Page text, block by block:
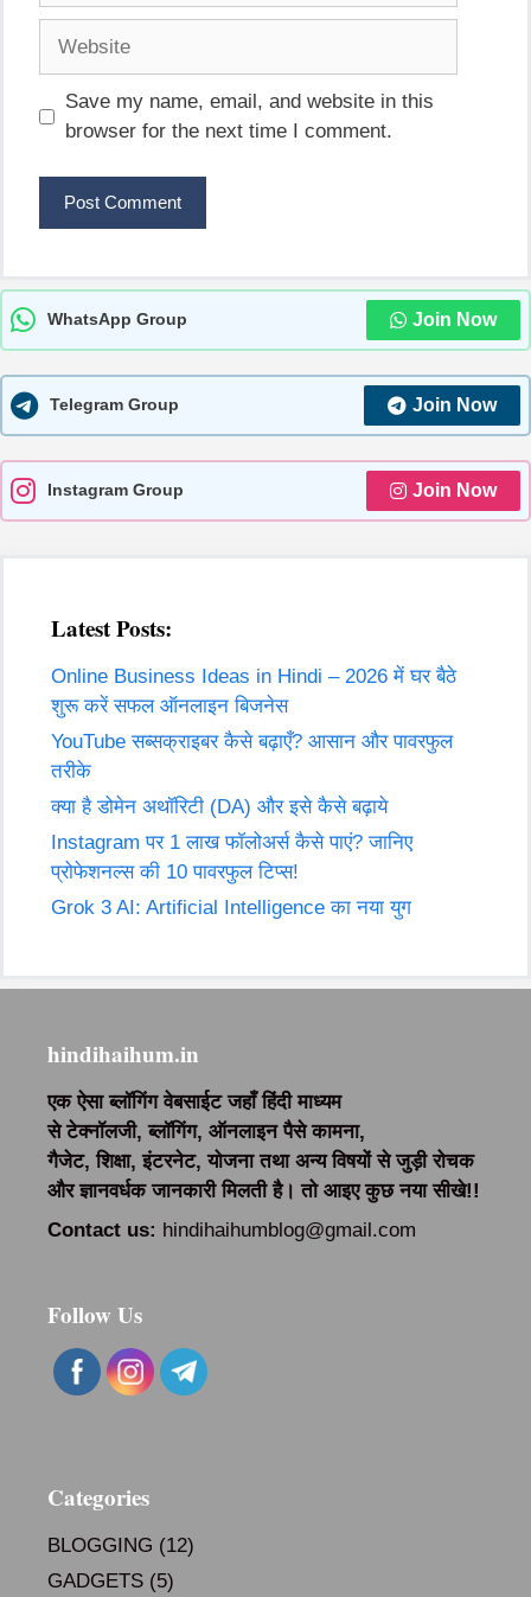
Save my name, email, and website in this
browser for the next time I comment.
WhatsApp Group Join Now
Telegram Group Join Now
Instagram Group Join Now
Latest Posts:
Online Business Ideas in Hindi – 2026 में घर बैठे
शुरू करें सफल ऑनलाइन बिजनेस
YouTube सब्सक्राइबर कैसे बढ़ाएँ? आसान और पावरफुल
तरीके
क्या है डोमेन अथॉरिटी (DA) और इसे कैसे बढ़ाये
Instagram पर 1 लाख फॉलोअर्स कैसे पाएं? जानिए
प्रोफेशनल्स की 10 पावरफुल टिप्स!
Grok 3 AI: Artificial Intelligence का नया युग
hindihaihum.in
एक ऐसा ब्लॉगिंग वेबसाईट जहाँ हिंदी माध्यम
से टेक्नॉलजी,ब्लॉगिंग, ऑनलाइन पैसे कामना,
गैजेट,शिक्षा,इंटरनेट, योजना तथा अन्य विषयों से जुड़ी रोचक
और ज्ञानवर्धक जानकारी मिलती है। तो आइए कुछ नया सीखे!!
Contact us: hindihaihumblog@gmail.com
Follow Us
Categories
BLOGGING (12)
GADGETS (5)